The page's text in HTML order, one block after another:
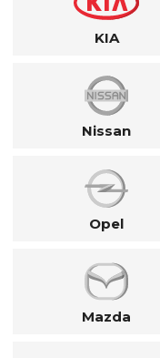
KIA
Nissan
Opel
Mazda